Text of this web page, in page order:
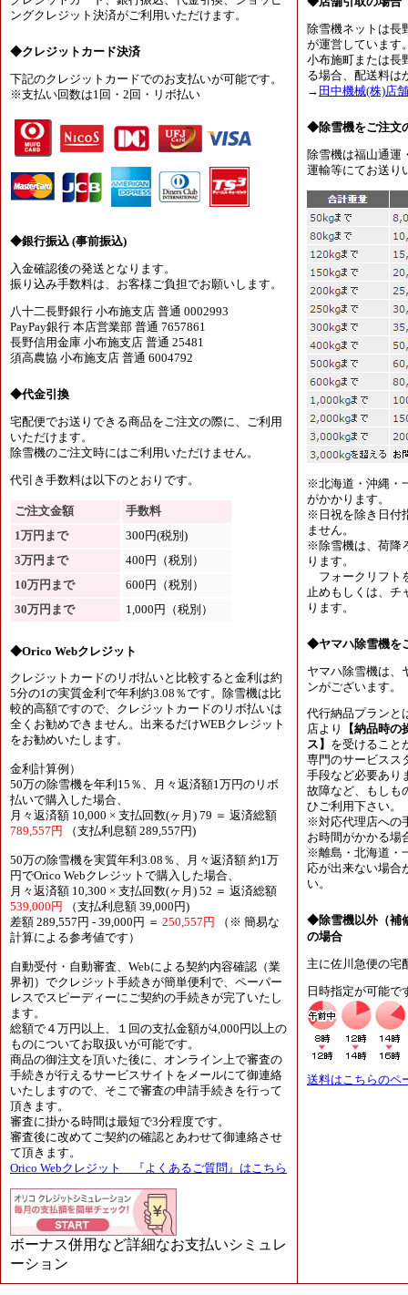
ングクレジット決済がご利用いただけます。
◆クレジットカード決済
下記のクレジットカードでのお支払いが可能です。
※支払い回数は1回・2回・リボ払い
◆銀行振込 (事前振込)
入金確認後の発送となります。
振り込み手数料は、お客様ご負担でお願いします。
八十二長野銀行 小布施支店 普通 0002993
PayPay銀行 本店営業部 普通 7657861
長野信用金庫 小布施支店 普通 25481
須高農協 小布施支店 普通 6004792
◆代金引換
宅配便でお送りできる商品をご注文の際に、ご利用
いただけます。
除雪機のご注文時にはご利用いただけません。
代引き手数料は以下のとおりです。
ご注文金額
手数料
1万円まで
300円(税別)
3万円まで
400円（税別）
10万円まで
600円（税別）
30万円まで
1,000円（税別）
◆Orico Webクレジット
クレジットカードのリボ払いと比較すると金利は約
5分の1の実質金利で年利約3.08％です。除雪機は比
較的高額ですので、クレジットカードのリボ払いは
全くお勧めできません。出来るだけWEBクレジット
をお勧めいたします。
金利計算例）
50万の除雪機を年利15％、月々返済額1万円のリボ
払いで購入した場合、
月々返済額 10,000 × 支払回数(ヶ月) 79 ＝ 返済総額
789,557円
（支払利息額 289,557円)
50万の除雪機を実質年利3.08％、月々返済額 約1万
円でOrico Webクレジットで購入した場合、
月々返済額 10,300 × 支払回数(ヶ月) 52 ＝ 返済総額
539,000円
（支払利息額 39,000円)
差額 289,557円 - 39,000円 ＝ 250,557円
（※ 簡易な
計算による参考値です）
自動受付・自動審査、Webによる契約内容確認（業
界初）でクレジット手続きが簡単便利で、ペーパー
レスでスピーディーにご契約の手続きが完了いたし
ます。
総額で４万円以上、１回の支払金額が4,000円以上の
ものについてお取扱いが可能です。
商品の御注文を頂いた後に、オンライン上で審査の
手続きが行えるサービスサイトをメールにて御連絡
いたしますので、そこで審査の申請手続きを行って
頂きます。
審査に掛かる時間は最短で3分程度です。
審査後に改めてご契約の確認とあわせて御連絡させ
て頂きます。
Orico Webクレジット 『よくあるご質問』はこちら
ボーナス併用など詳細なお支払いシミュレ
ーション
除雪機ネットは長
が運営しています
小布施町または長
る場合、配送料は
→ 田中機械(株)店
◆除雪機をご注文
除雪機は福山通運
運輸等にてお送り
※北海道・沖縄・
がかかります。
※日祝を除き日付
ません。
※除雪機は、荷降
ります。
フォークリフト
止めもしくは、チ
ります。
◆ヤマハ除雪機を
ヤマハ除雪機は、
ンがございます。
代行納品プランと
店より
【納品時
ス】 を受けること
専門のサービスス
手段など必要あり
故障など、もしも
ひご利用下さい。
※対応代理店への
お時間がかかる場
※離島・北海道・
応が出来ない場合
い。
◆除雪機以外（補
の場合
主に佐川急便の宅
日時指定が可能で
送料はこちらのペ